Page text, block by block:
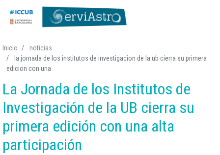
al
Inicio
noticias
la jornada de los institutos de investigacion de la ub cierra su primera
edicion con una
La Jornada de los Institutos de
Investigación de la UB cierra su
primera edición con una alta
participación